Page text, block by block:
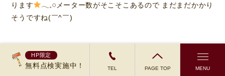
HP限定
無料点検実施中！ TEL PAGE TOP MENU
ります
𓂃𓈒𓏸︎︎︎︎メーター数がそこそこあるので まだまだかかり
そうですね(￣^￣)ゞ
《その他非公開戸建て住宅塗装現場